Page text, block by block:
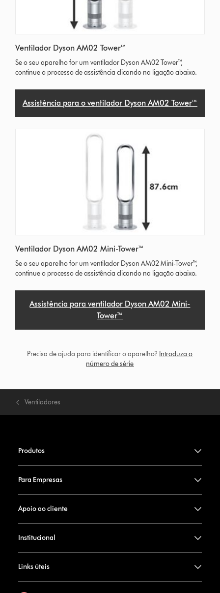
Ventilador Dyson AM02 Tower™
Se o seu aparelho for um ventilador Dyson AM02 Tower™,
continue o processo de assistência clicando na ligação abaixo.
Assistência para o ventilador Dyson AM02 Tower™
Ventilador Dyson AM02 Mini-Tower™
Se o seu aparelho for um ventilador Dyson AM02 Mini-Tower™,
continue o processo de assistência clicando na ligação abaixo.
Assistência para ventilador Dyson AM02 Mini-
Tower™
Precisa de ajuda para identificar o aparelho? Introduza o
número de série
Ventiladores
Produtos
Para Empresas
Apoio ao cliente
Institucional
Links úteis